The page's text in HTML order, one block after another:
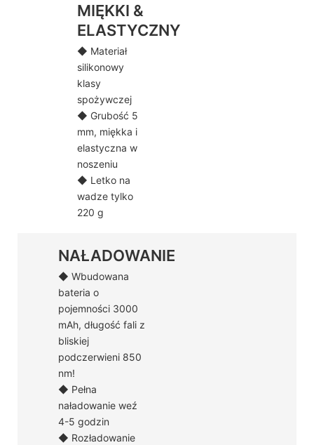
MIĘKKI &
ELASTYCZNY
◆ Materiał
silikonowy
klasy
spożywczej
◆ Grubość 5
mm, miękka i
elastyczna w
noszeniu
◆ Letko na
wadze tylko
220 g
NAŁADOWANIE
◆ Wbudowana
bateria o
pojemności 3000
mAh, długość fali z
bliskiej
podczerwieni 850
nm!
◆ Pełna
naładowanie weź
4-5 godzin
◆ Rozładowanie